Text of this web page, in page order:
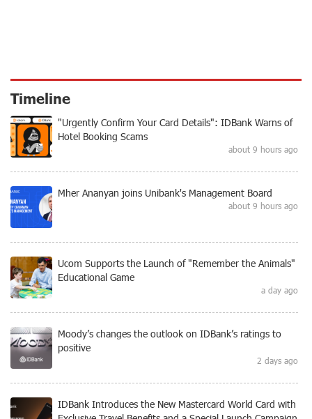
Timeline
"Urgently Confirm Your Card Details": IDBank Warns of
Hotel Booking Scams
about 9 hours ago
Mher Ananyan joins Unibank's Management Board
about 9 hours ago
Ucom Supports the Launch of "Remember the Animals"
Educational Game
a day ago
Moody’s changes the outlook on IDBank’s ratings to
positive
2 days ago
IDBank Introduces the New Mastercard World Card with